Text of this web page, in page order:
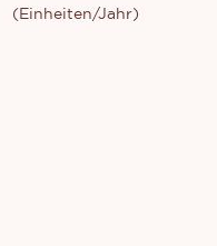
(Einheiten/Jahr)